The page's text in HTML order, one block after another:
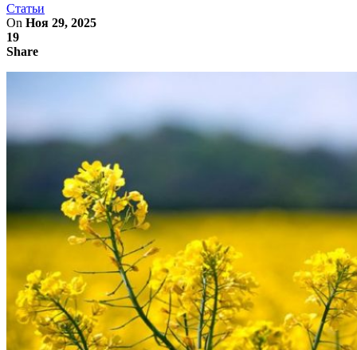
Статьи
On Ноя 29, 2025
19
Share